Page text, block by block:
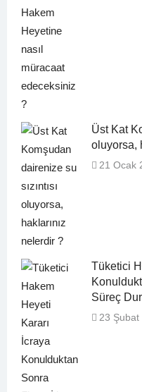
Üst Kat
oluyorsa,
21 Ocak
Tüketici
Süreç
23 Şubat